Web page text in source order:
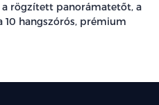
rögzített panorámatetőt, a
10 hangszórós, prémium